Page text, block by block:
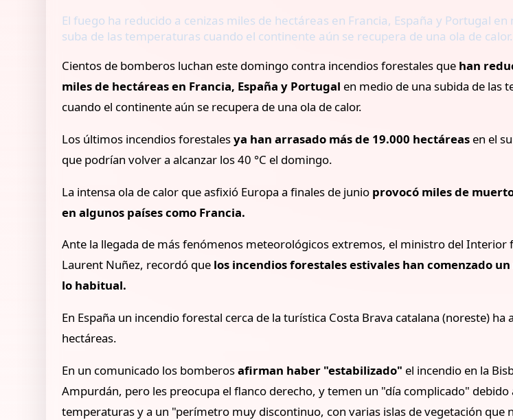
El fuego ha reducido a cenizas miles de hectáreas en Francia, España y Portugal en
suba de las temperaturas cuando el continente aún se recupera de una ola de
Cientos de bomberos luchan este domingo contra incendios forestales que han
miles de hectáreas en Francia, España y Portugal en medio de una subida de las
cuando el continente aún se recupera de una ola de calor.
Los últimos incendios forestalesya han arrasado más de 19.000 hectáreas en el
que podrían volver a alcanzar los 40 °C el domingo.
La intensa ola de calor que asfixió Europa a finales de junio provocó miles de
en algunos países como Francia.
Ante la llegada de más fenómenos meteorológicos extremos, el ministro del Interior
Laurent Nuñez, recordó que los incendios forestales estivales han comenzado
lo habitual.
En España un incendio forestal cerca de la turística Costa Brava catalana (noreste) ha
hectáreas.
En un comunicado los bomberosafirman haber "estabilizado" el incendio en la
Ampurdán, pero les preocupa el flanco derecho, y temen un "día complicado" debido
temperaturas y a un "perímetro muy discontinuo, con varias islas de vegetación que